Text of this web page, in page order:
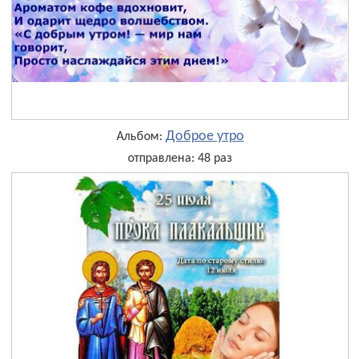
Альбом: Доброе утро
отправлена: 48 раз